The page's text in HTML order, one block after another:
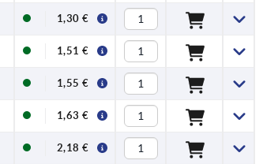
1,30 €
1,51 €
1,55 €
1,63 €
2,18 €